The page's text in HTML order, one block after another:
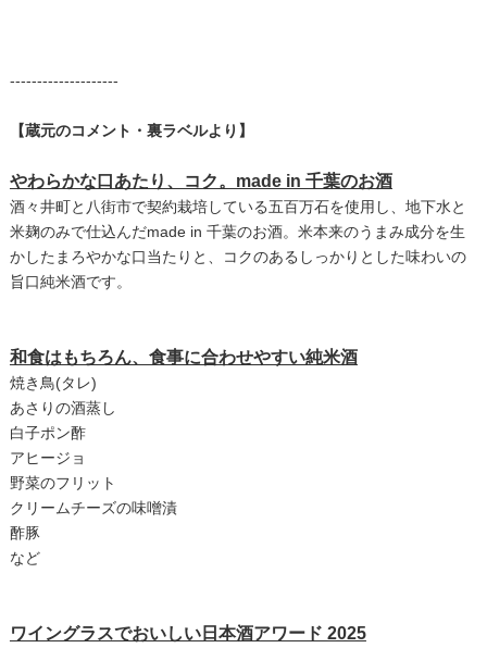
--------------------
【蔵元のコメント・裏ラベルより】
やわらかな口あたり、コク。made in 千葉のお酒
酒々井町と八街市で契約栽培している五百万石を使用し、地下水と
米麹のみで仕込んだmade in 千葉のお酒。米本来のうまみ成分を生
かしたまろやかな口当たりと、コクのあるしっかりとした味わいの
旨口純米酒です。
和食はもちろん、食事に合わせやすい純米酒
焼き鳥(タレ)
あさりの酒蒸し
白子ポン酢
アヒージョ
野菜のフリット
クリームチーズの味噌漬
酢豚
など
ワイングラスでおいしい日本酒アワード 2025